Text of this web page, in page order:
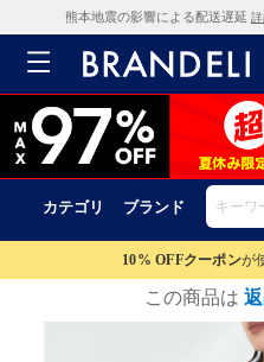
熊本地震の影響による配送遅延
カテゴリ ブランド
10% OFFクーポンが
この商品は